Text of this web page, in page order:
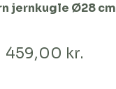
jernkugle Ø28 cm
459,00 kr.